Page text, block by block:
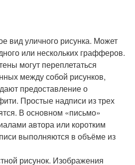
вид уличного рисунка. Может
или нескольких графферов.
могут переплетаться
между собой рисунков,
предоставление о
Простые надписи из трех
В основном «письмо»
автора или коротким
выполняются в объёме из
рисунок. Изображения